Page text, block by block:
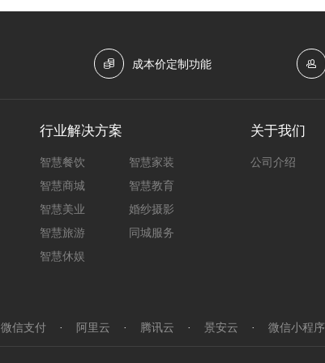
成本价定制功能
行业解决方案
智慧餐饮
智慧家装
智慧商城
智慧教育
智慧美业
婚纱摄影
智慧旅游
同城服务
智慧休娱
关于我们
公司介绍
微信支付 · 阿里云 · 腾讯云 · 景安云 · 微信小程序